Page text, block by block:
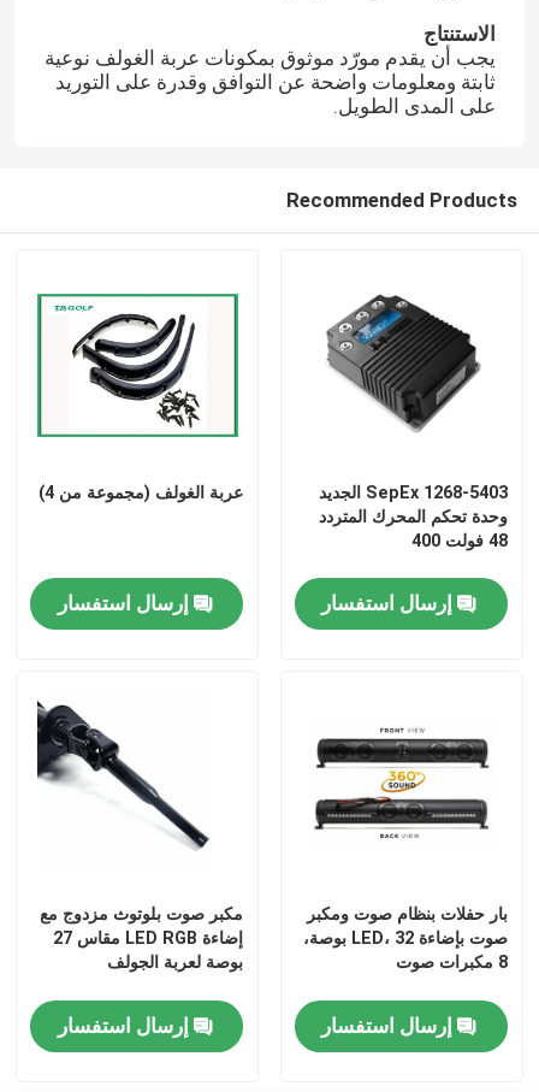
مسكن
منتجات
الاستنتاج
يجب أن يقدم مورّد موثوق بمكونات عربة الغولف نوعية
ثابتة ومعلومات واضحة عن التوافق وقدرة على التوريد
على المدى الطويل.
Recommended Products
1268-5403 SepEx الجديد
وحدة تحكم المحرك المتردد
48 فولت 400
إرسال استفسار
عربة الغولف (مجموعة من 4)
إرسال استفسار
بار حفلات بنظام صوت ومكبر
صوت بإضاءة LED، 32 بوصة،
8 مكبرات صوت
إرسال استفسار
مكبر صوت بلوتوث مزدوج مع
إضاءة LED RGB مقاس 27
بوصة لعربة الجولف
إرسال استفسار